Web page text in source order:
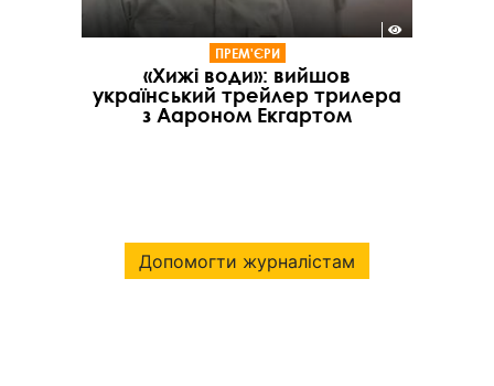
ПРЕМ'ЄРИ
«Хижі води»: вийшов
український трейлер трилера
з Аароном Екгартом
Допомогти журналістам